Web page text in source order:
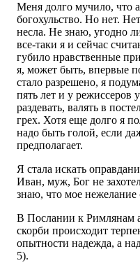
Меня долго мучило, что
богохульство. Но нет.
несла. Не знаю, угодно
все-таки я и сейчас
губило нравственные
я, может быть, впервые
стало разрешено, я
пять лет и у режиссеров
раздевать, валять в
грех. Хотя еще долго я
надо быть голой, если
предполагает.
Я стала искать
Иван, муж, Бог не
знаю, что мое нежелание
В Послании к Римлянам
скорби происходит
опытности надежда, а
5).